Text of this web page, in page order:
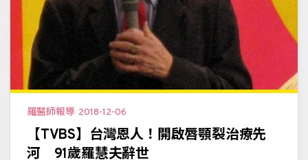
羅醫師報導 2018-12-06
【TVBS】台灣恩人！開啟唇顎裂治療先
河 91歲羅慧夫辭世